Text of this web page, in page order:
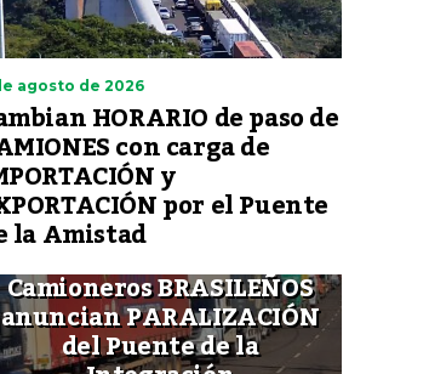
agosto de 2026
HORARIO de paso de
con carga de
y
por el Puente
la Amistad
Camioneros BRASILEÑOS
anuncian PARALIZACIÓN
del Puente de la